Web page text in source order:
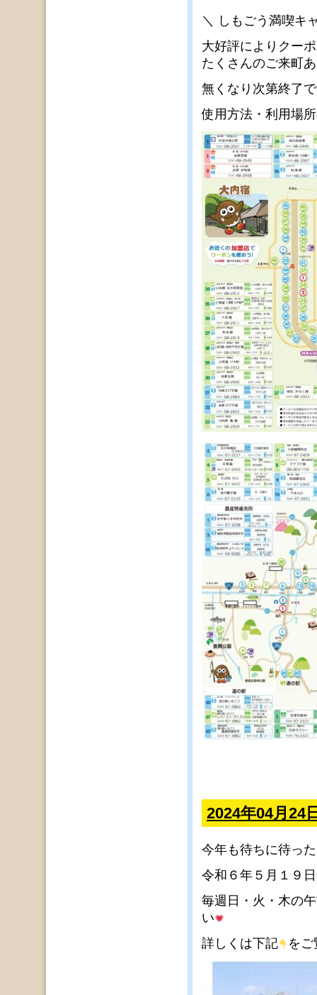
＼ しもごう満喫キ
大好評によりクー
たくさんのご来町
無くなり次第終了
使用方法・利用場
2024年04月24
今年も待ちに待っ
令和６年５月１９
毎週日・火・木の
い
詳しくは下記
を